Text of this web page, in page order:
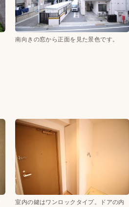
南向きの窓から正面を見た景色です。
室内の鍵はワンロックタイプ。ドアの内